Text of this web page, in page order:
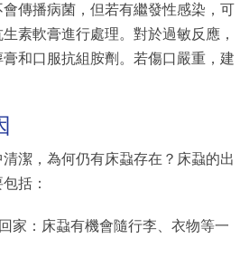
傳播病菌，但若有繼發性感染，可
素軟膏進行處理。對於過敏反應，
和口服抗組胺劑。若傷口嚴重，建
潔，為何仍有床蝨存在？床蝨的出
括：
家：床蝨有機會隨行李、衣物等一